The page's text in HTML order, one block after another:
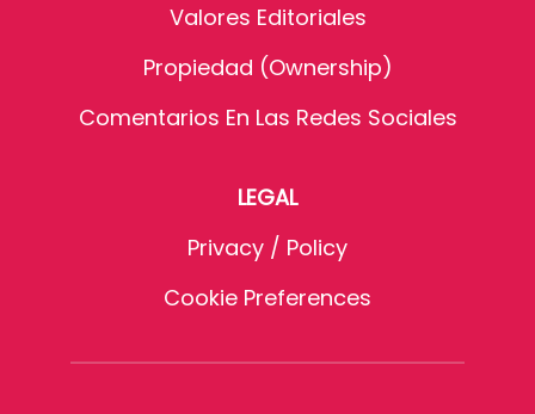
Valores Editoriales
Propiedad (Ownership)
Comentarios En Las Redes Sociales
LEGAL
Privacy / Policy
Cookie Preferences